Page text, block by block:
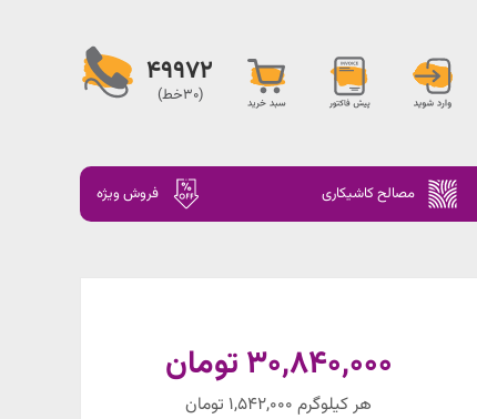
49972
(30خط)
مصالح کاشیکاری فروش ویژه
30,840,000 تومان
هر کیلوگرم 1,542,000 تومان